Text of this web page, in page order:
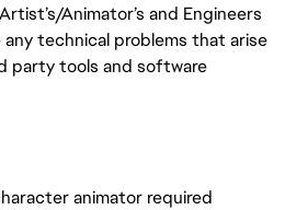
Animator’s and Engineers
technical problems that arise
party tools and software
animator required